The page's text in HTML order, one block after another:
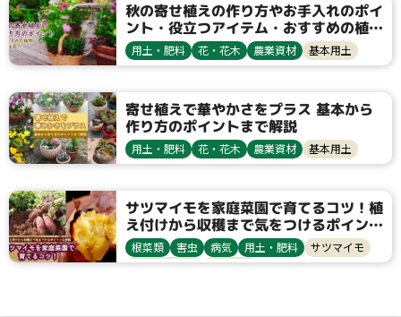
秋の寄せ植えの作り方やお手入れのポイ
ント・役立つアイテム・おすすめの植物
9選も紹介
用土・肥料 花・花木 農業資材 基本用土
寄せ植えで華やかさをプラス 基本から
作り方のポイントまで解説
用土・肥料 花・花木 農業資材 基本用土
サツマイモを家庭菜園で育てるコツ！植
え付けから収穫まで気をつけるポイント
を解説
根菜類 害虫 病気 用土・肥料
サツマイモ
ヨトウムシ類
つる割病